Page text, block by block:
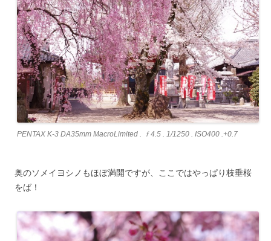
PENTAX K-3 DA35mm MacroLimited . ｆ4.5 . 1/1250 . ISO400 .+0.7
奥のソメイヨシノもほぼ満開ですが、ここではやっぱり枝垂桜
をば！